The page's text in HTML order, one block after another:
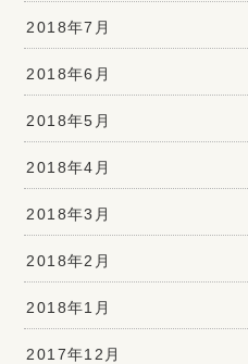
2018年7月
2018年6月
2018年5月
2018年4月
2018年3月
2018年2月
2018年1月
2017年12月